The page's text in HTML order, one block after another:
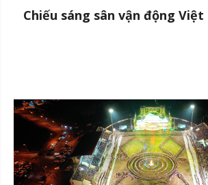
Chiếu sáng sân vận động